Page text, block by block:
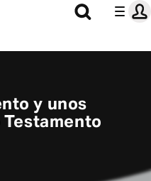
y unos